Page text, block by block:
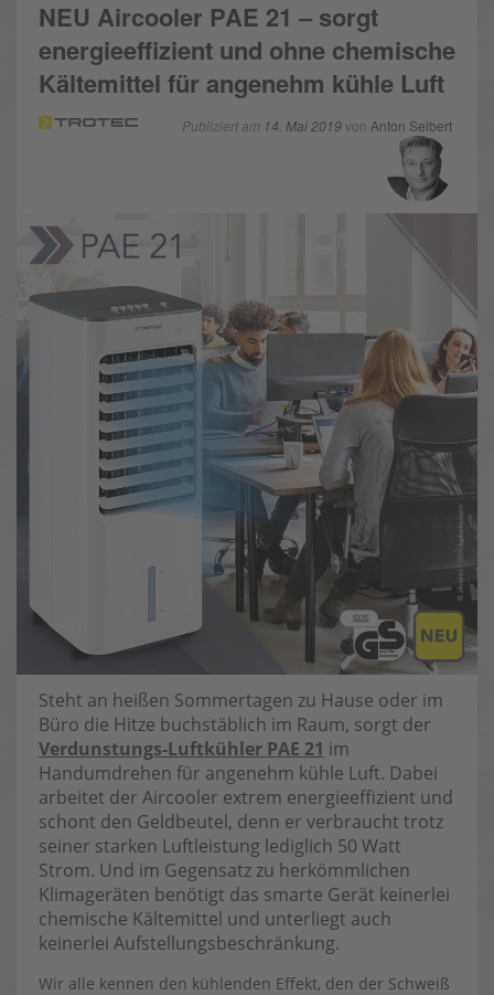
NEU Aircooler PAE 21 – sorgt
energieeffizient und ohne chemische
Kältemittel für angenehm kühle Luft
Publiziert am 14. Mai 2019von Anton Seibert
Steht an heißen Sommertagen zu Hause oder im
Büro die Hitze buchstäblich im Raum, sorgt der
Verdunstungs-Luftkühler PAE 21 im
Handumdrehen für angenehm kühle Luft. Dabei
arbeitet der Aircooler extrem energieeffizient und
schont den Geldbeutel, denn er verbraucht trotz
seiner starken Luftleistung lediglich 50 Watt
Strom. Und im Gegensatz zu herkömmlichen
Klimageräten benötigt das smarte Gerät keinerlei
chemische Kältemittel und unterliegt auch
keinerlei Aufstellungsbeschränkung.
Wir alle kennen den kühlenden Effekt, den der Schweiß